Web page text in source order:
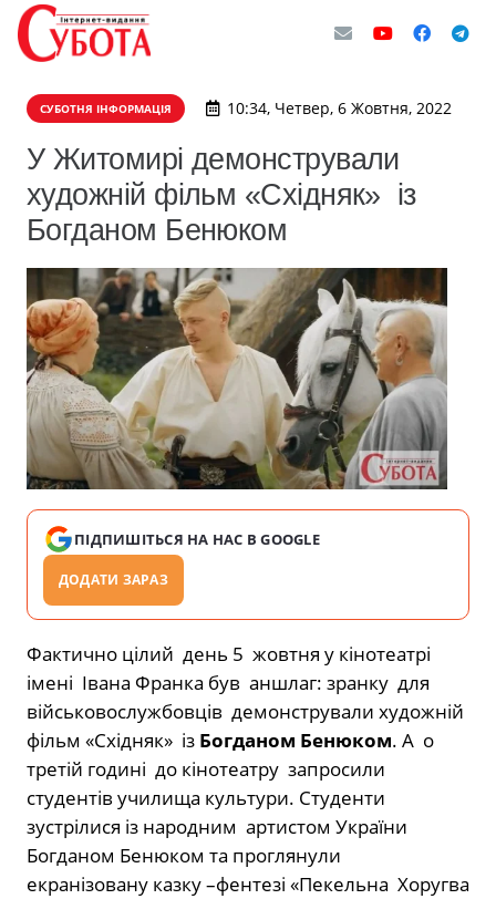
СУБОТНЯ ІНФОРМАЦІЯ 10:34, Четвер, 6 Жовтня, 2022
У Житомирі демонстрували
художній фільм «Східняк» із
Богданом Бенюком
ПІДПИШІТЬСЯ НА НАС В GOOGLE
ДОДАТИ ЗАРАЗ
Фактично цілий день 5 жовтня у кінотеатрі
імені Івана Франка був аншлаг: зранку для
військовослужбовців демонстрували художній
фільм «Східняк» із Богданом Бенюком. А о
третій годині до кінотеатру запросили
студентів училища культури. Студенти
зустрілися із народним артистом України
Богданом Бенюком та проглянули
екранізовану казку –фентезі «Пекельна Хоругва